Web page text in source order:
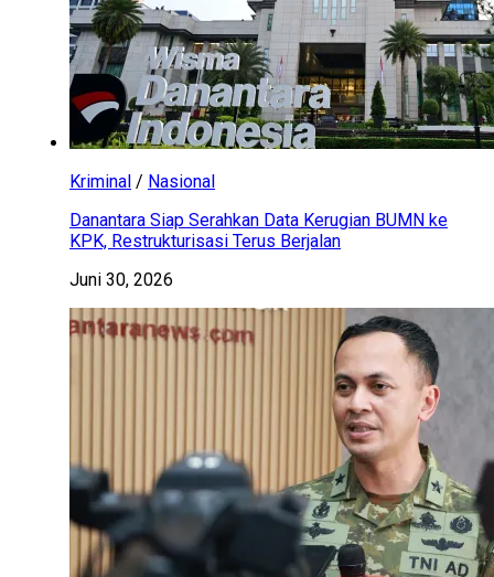
Kriminal / Nasional
Danantara Siap Serahkan Data Kerugian BUMN ke
KPK, Restrukturisasi Terus Berjalan
Juni 30, 2026